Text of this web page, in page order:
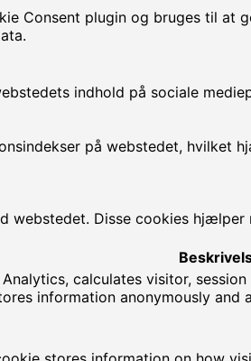
Consent plugin og bruges til at
indhold på sociale
på webstedet, hvilket
Disse cookies
calculates visitor,
information anonymously and